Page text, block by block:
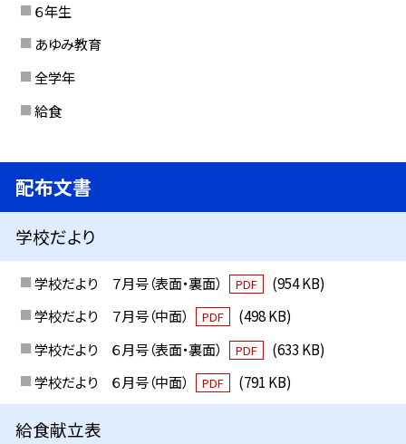
６年生
あゆみ教育
全学年
給食
配布文書
学校だより
学校だより ７月号（表面・裏面） PDF
(954 KB)
学校だより ７月号（中面）
PDF
(498 KB)
学校だより ６月号（表面・裏面）
PDF
(633 KB)
学校だより ６月号（中面）
PDF (791 KB)
給食献立表